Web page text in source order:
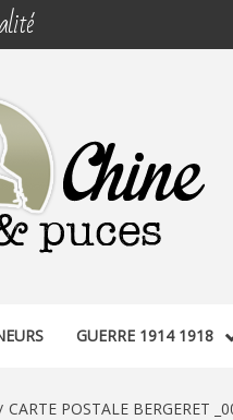
GUERRE 1914 1918
CARTE POSTALE BERGERET